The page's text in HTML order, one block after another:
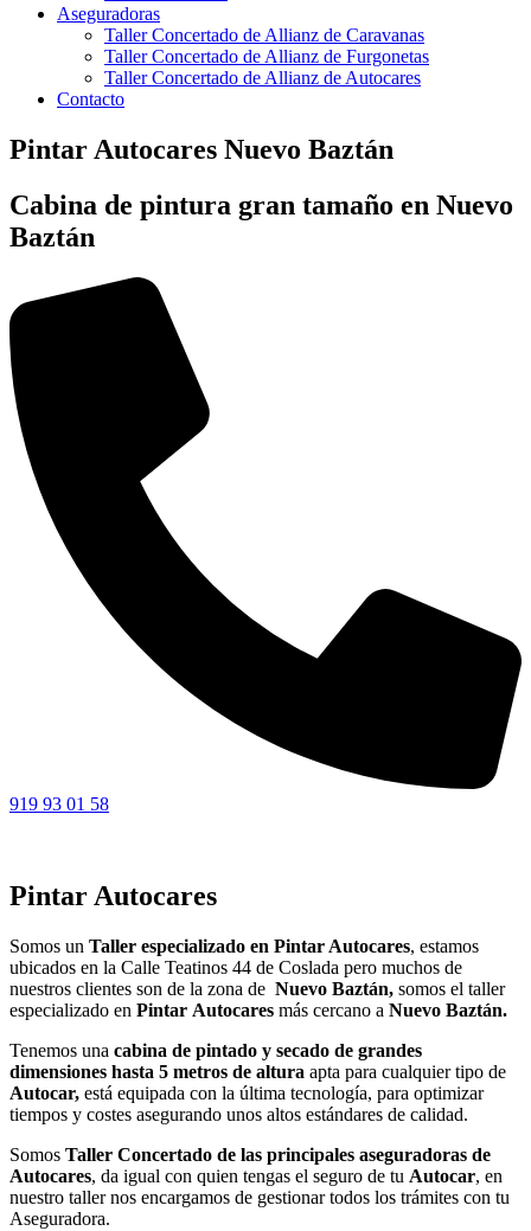
Aseguradoras
Taller Concertado de Allianz de Caravanas
Taller Concertado de Allianz de Furgonetas
Taller Concertado de Allianz de Autocares
Contacto
Pintar Autocares Nuevo Baztán
Cabina de pintura gran tamaño en Nuevo
Baztán
919 93 01 58
Pintar Autocares
Somos un Taller especializado en Pintar Autocares, estamos
ubicados en la Calle Teatinos 44 de Coslada pero muchos de
nuestros clientes son de la zona de Nuevo Baztán, somos el taller
especializado en Pintar Autocares más cercano a Nuevo Baztán.
Tenemos una cabina de pintado y secado de grandes
dimensiones hasta 5 metros de altura apta para cualquier tipo de
Autocar, está equipada con la última tecnología, para optimizar
tiempos y costes asegurando unos altos estándares de calidad.
Somos Taller Concertado de las principales aseguradoras de
Autocares, da igual con quien tengas el seguro de tu Autocar, en
nuestro taller nos encargamos de gestionar todos los trámites con tu
Aseguradora.